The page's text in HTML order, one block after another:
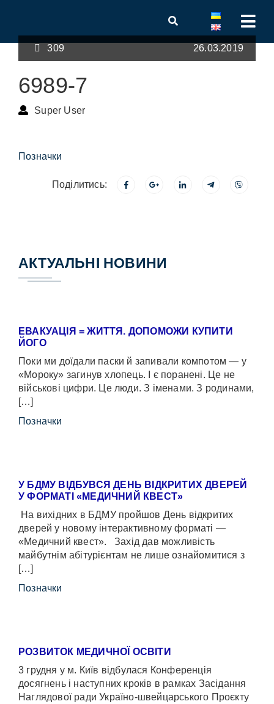
309 26.03.2019
6989-7
Super User
Позначки
Поділитись:
АКТУАЛЬНІ НОВИНИ
ЕВАКУАЦІЯ = ЖИТТЯ. ДОПОМОЖИ КУПИТИ
ЙОГО
Поки ми доїдали паски й запивали компотом — у
«Мороку» загинув хлопець. І є поранені. Це не
військові цифри. Це люди. З іменами. З родинами,
[…]
Позначки
У БДМУ ВІДБУВСЯ ДЕНЬ ВІДКРИТИХ ДВЕРЕЙ
У ФОРМАТІ «МЕДИЧНИЙ КВЕСТ»
На вихідних в БДМУ пройшов День відкритих
дверей у новому інтерактивному форматі —
«Медичний квест». Захід дав можливість
майбутнім абітурієнтам не лише ознайомитися з
[…]
Позначки
РОЗВИТОК МЕДИЧНОЇ ОСВІТИ
3 грудня у м. Київ відбулася Конференція
досягнень і наступних кроків в рамках Засідання
Наглядової ради Україно-швейцарського Проєкту